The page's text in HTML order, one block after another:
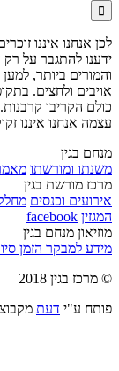

לכן אנחנו איננו
ידענו להתגבר על
והמורים ביותר,
אויבים ולחצים.
כולם הקריבו
עצמה אנחנו איננו
מנחם בגין
משנתו ומורשתו
מרכז מורשת בגין
אירועים וכנסים
המגזין facebook
מוזיאון מנחם בגין
מידע למבקר הזמן
© מרכז בגין 2018
פותח ע"י דעת